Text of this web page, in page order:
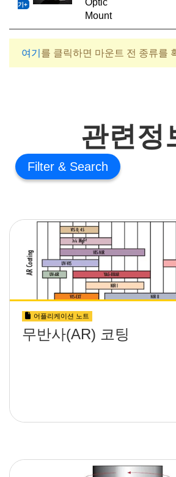
기
Optic
Mount
여기 를 클릭하면 마운트 전 종류를
관련정
Filter
어플리케이션 노트
무반사(AR) 코팅